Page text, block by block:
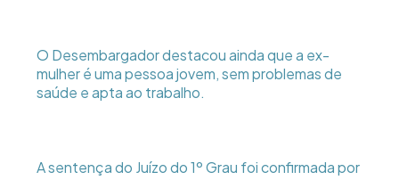
O Desembargador destacou ainda que a ex-
mulher é uma pessoa jovem, sem problemas de
saúde e apta ao trabalho.
A sentença do Juízo do 1º Grau foi confirmada por